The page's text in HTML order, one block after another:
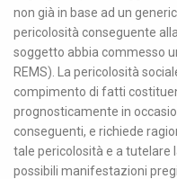
non già in base ad un
pericolosità conseguente
soggetto abbia commesso
REMS). La pericolosità
compimento di fatti
prognosticamente in
conseguenti, e richiede
tale pericolosità e a tutelare
possibili manifestazioni